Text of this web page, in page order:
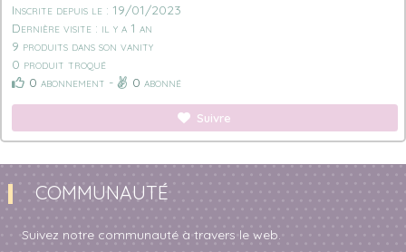
Inscrite depuis le : 19/01/2023
Dernière visite : il y a 1 an
9 produits dans son vanity
0 produit troqué
0 abonnement - 0 abonné
Suivre
COMMUNAUTÉ
Suivez notre communauté à travers le web.